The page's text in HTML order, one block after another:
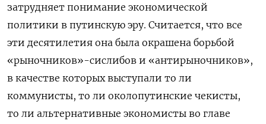
затрудняет понимание экономической
политики в путинскую эру. Считается, что все
эти десятилетия она была окрашена борьбой
«рыночников»-сислибов и «антирыночников»,
в качестве которых выступали то ли
коммунисты, то ли околопутинские чекисты,
то ли альтернативные экономисты во главе